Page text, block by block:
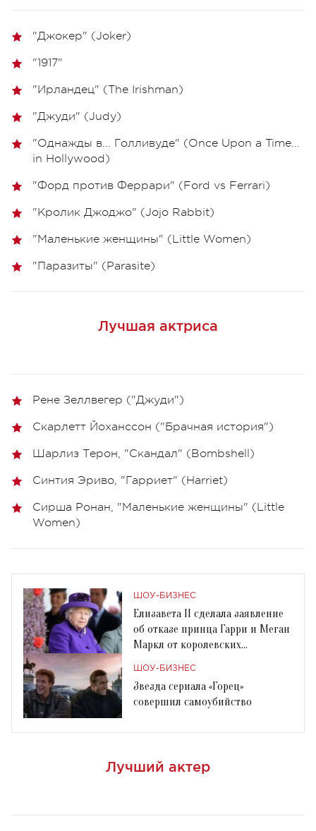
"Джокер" (Joker)
"1917"
"Ирландец" (The Irishman)
"Джуди" (Judy)
"Однажды в... Голливуде" (Once Upon a Time...
in Hollywood)
"Форд против Феррари" (Ford vs Ferrari)
"Кролик Джоджо" (Jojo Rabbit)
"Маленькие женщины" (Little Women)
"Паразиты" (Parasite)
Лучшая актриса
Рене Зеллвегер ("Джуди")
Скарлетт Йоханссон ("Брачная история")
Шарлиз Терон, "Скандал" (Bombshell)
Синтия Эриво, "Гарриет" (Harriet)
Сирша Ронан, "Маленькие женщины" (Little
Women)
ШОУ-БИЗНЕС
Елизавета II сделала заявление
об отказе принца Гарри и Меган
Маркл от королевских
ШОУ-БИЗНЕС
Звезда сериала «Горец»
совершил самоубийство
Лучший актер